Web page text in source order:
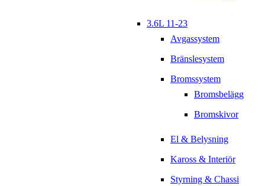
3.6L 11-23
Avgassystem
Bränslesystem
Bromssystem
Bromsbelägg
Bromskivor
El & Belysning
Kaross & Interiör
Styrning & Chassi